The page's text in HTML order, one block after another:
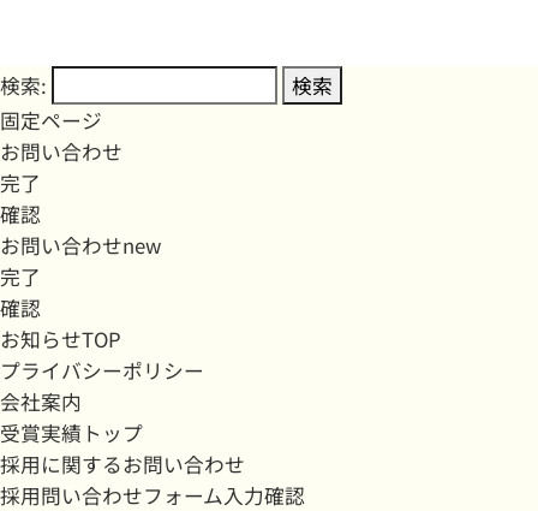
検索:
固定ページ
お問い合わせ
完了
確認
お問い合わせnew
完了
確認
お知らせTOP
プライバシーポリシー
会社案内
受賞実績トップ
採用に関するお問い合わせ
採用問い合わせフォーム入力確認